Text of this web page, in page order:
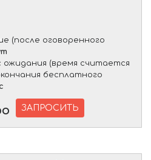
(после оговоренного
ожидания (время считается
бесплатного
ЗАПРОСИТЬ